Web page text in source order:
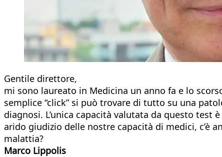
Gentile direttore,
mi sono laureato in Medicina un anno fa e lo
semplice “click” si può trovare di tutto su una
diagnosi. L’unica capacità valutata da questo
arido giudizio delle nostre capacità di medici, c’è
malattia?
Marco Lippolis